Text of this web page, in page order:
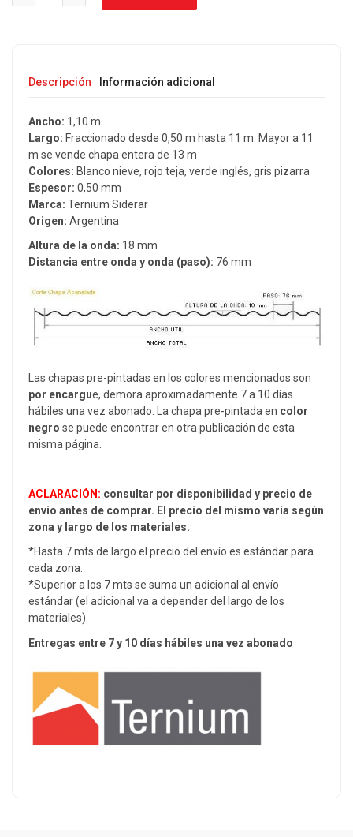
Descripción Información adicional
Ancho: 1,10 m
Largo: Fraccionado desde 0,50 m hasta 11 m. Mayor a 11
m se vende chapa entera de 13 m
Colores: Blanco nieve, rojo teja, verde inglés, gris pizarra
Espesor: 0,50 mm
Marca: Ternium Siderar
Origen: Argentina
Altura de la onda: 18 mm
Distancia entre onda y onda (paso): 76 mm
Las chapas pre-pintadas en los colores mencionados son
por encargue, demora aproximadamente 7 a 10 días
hábiles una vez abonado. La chapa pre-pintada en color
negro se puede encontrar en otra publicación de esta
misma página.
ACLARACIÓN: consultar por disponibilidad y precio de
envío antes de comprar. El precio del mismo varía según
zona y largo de los materiales.
*Hasta 7 mts de largo el precio del envío es estándar para
cada zona.
*Superior a los 7 mts se suma un adicional al envío
estándar (el adicional va a depender del largo de los
materiales).
Entregas entre 7 y 10 días hábiles una vez abonado